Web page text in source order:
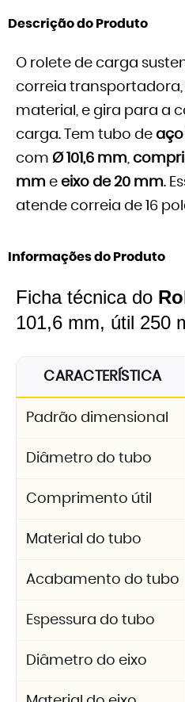
Descrição do Produto
O rolete de carga
correia transportadora,
material, e gira para a
carga. Tem tubo de aço
com Ø 101,6 mm,
mm e eixo de 20 mm.
atende correia de 16
Informações do Produto
Ficha técnica do
101,6 mm, útil 250
CARACTERÍSTICA
Padrão dimensional
Diâmetro do tubo
Comprimento útil
Material do tubo
Acabamento do tubo
Espessura do tubo
Diâmetro do eixo